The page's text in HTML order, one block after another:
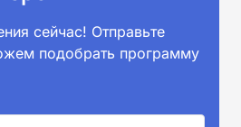
сейчас! Отправьте
подобрать программу